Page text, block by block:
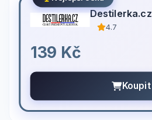
Destilerka.cz
4.7
139 Kč
Koupit